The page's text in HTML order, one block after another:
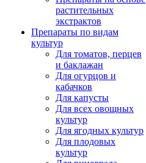
растительных
экстрактов
Препараты по видам
культур
Для томатов, перцев
и баклажан
Для огурцов и
кабачков
Для капусты
Для всех овощных
культур
Для ягодных культур
Для плодовых
культур